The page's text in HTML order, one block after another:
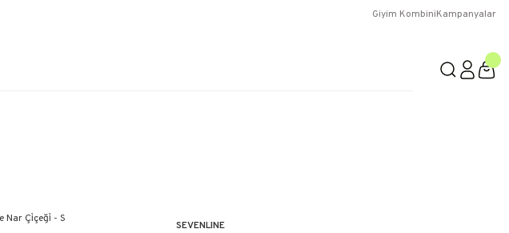
Giyim KombiniKampanyalar
SEVENLINE